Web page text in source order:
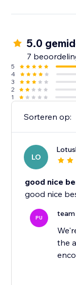
5.0
7
5
4
3
2
1
Sorteren op:
LO
good nice
good nice
PU team
the